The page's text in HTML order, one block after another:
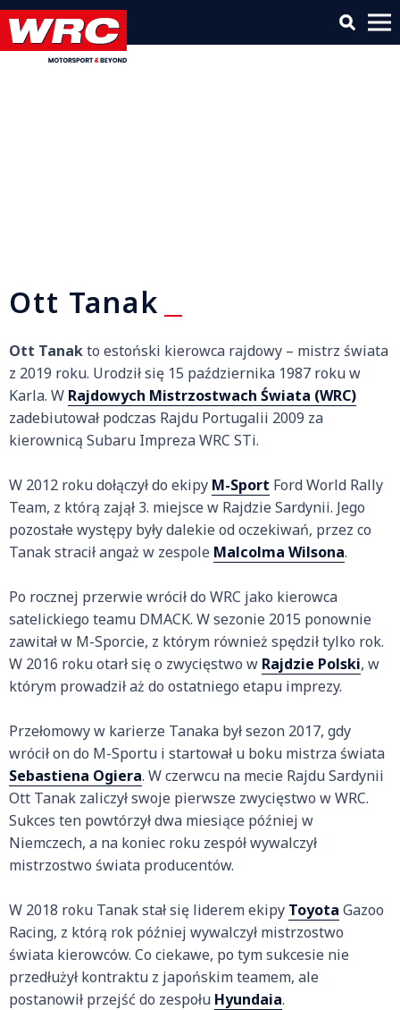
Ott Tanak
Ott Tanakto estoński kierowca rajdowy – mistrz świata
z 2019 roku. Urodził się 15 października 1987 roku w
Karla. W Rajdowych Mistrzostwach Świata (WRC)
zadebiutował podczas Rajdu Portugalii 2009 za
kierownicą Subaru Impreza WRC STi.
W 2012 roku dołączył do ekipy M-Sport Ford World Rally
Team, z którą zajął 3. miejsce w Rajdzie Sardynii. Jego
pozostałe występy były dalekie od oczekiwań, przez co
Tanak stracił angaż w zespole Malcolma Wilsona.
Po rocznej przerwie wrócił do WRC jako kierowca
satelickiego teamu DMACK. W sezonie 2015 ponownie
zawitał w M-Sporcie, z którym również spędził tylko rok.
W 2016 roku otarł się o zwycięstwo w Rajdzie Polski, w
którym prowadził aż do ostatniego etapu imprezy.
Przełomowy w karierze Tanaka był sezon 2017, gdy
wrócił on do M-Sportu i startował u boku mistrza świata
Sebastiena Ogiera. W czerwcu na mecie Rajdu Sardynii
Ott Tanak zaliczył swoje pierwsze zwycięstwo w WRC.
Sukces ten powtórzył dwa miesiące później w
Niemczech, a na koniec roku zespół wywalczył
mistrzostwo świata producentów.
W 2018 roku Tanak stał się liderem ekipy Toyota Gazoo
Racing, z którą rok później wywalczył mistrzostwo
świata kierowców. Co ciekawe, po tym sukcesie nie
przedłużył kontraktu z japońskim teamem, ale
postanowił przejść do zespołu Hyundaia.